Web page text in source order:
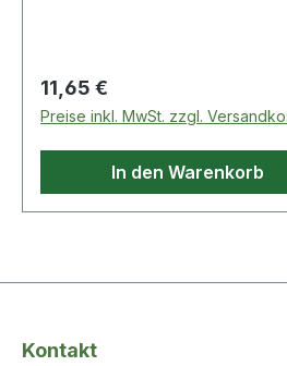
Regulärer Preis:
11,65 €
Preise inkl. MwSt. zzgl.
In den Warenkorb
Kontakt